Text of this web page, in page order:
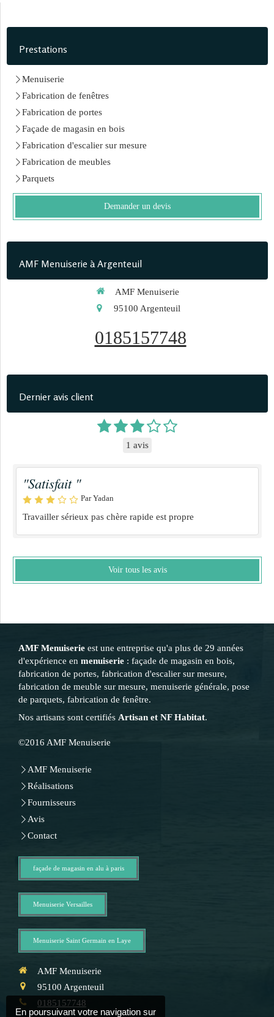
Prestations
Menuiserie
Fabrication de fenêtres
Fabrication de portes
Façade de magasin en bois
Fabrication d'escalier sur mesure
Fabrication de meubles
Parquets
Demander un devis
AMF Menuiserie à Argenteuil
AMF Menuiserie
95100 Argenteuil
0185157748
Dernier avis client
1 avis
"Satisfait "
Par Yadan
Travailler sérieux pas chère rapide est propre
Voir tous les avis
AMF Menuiserie est une entreprise qu'a plus de 29 années
d'expérience en menuiserie : façade de magasin en bois,
fabrication de portes, fabrication d'escalier sur mesure,
fabrication de meuble sur mesure, menuiserie générale, pose
de parquets, fabrication de fenêtre.
Nos artisans sont certifiés Artisan et NF Habitat.
©2016 AMF Menuiserie
AMF Menuiserie
Réalisations
Fournisseurs
Avis
Contact
façade de magasin en alu à paris
Menuiserie Versailles
Menuiserie Saint Germain en Laye
AMF Menuiserie
95100 Argenteuil
0185157748
En poursuivant votre navigation sur